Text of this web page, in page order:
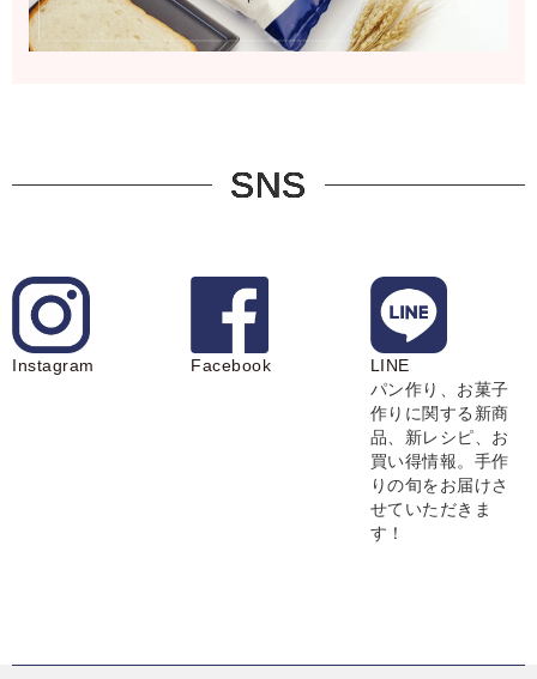
SNS
Instagram Facebook
LINE
パン作り、お菓子
作りに関する新商
品、新レシピ、お
買い得情報。手作
りの旬をお届けさ
せていただきま
す！